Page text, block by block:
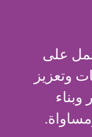
على
وتعزيز